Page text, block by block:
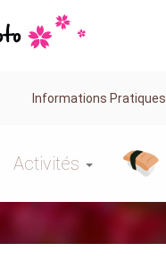
Informations Pratiques
Activités